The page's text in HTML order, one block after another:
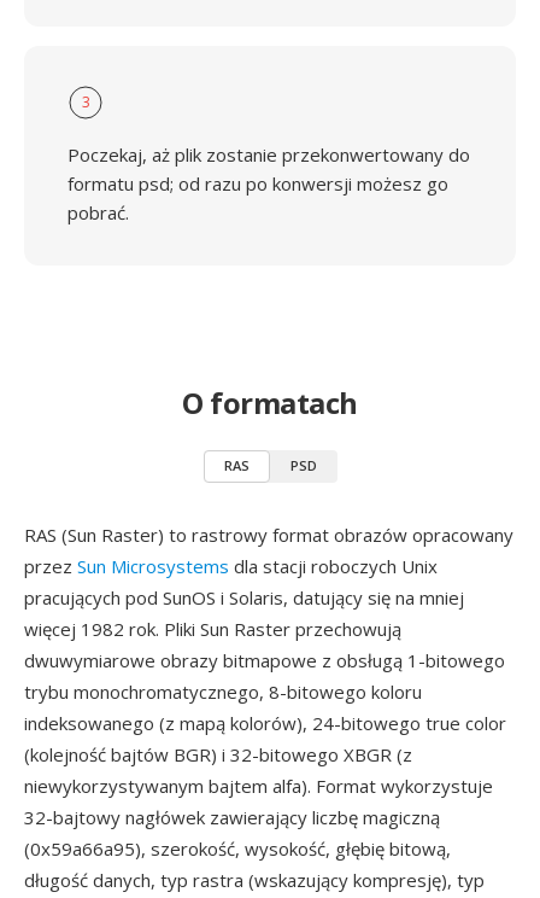
3
Poczekaj, aż plik zostanie przekonwertowany do
formatu psd; od razu po konwersji możesz go
pobrać.
O formatach
RAS PSD
RAS (Sun Raster) to rastrowy format obrazów opracowany
przez Sun Microsystems dla stacji roboczych Unix
pracujących pod SunOS i Solaris, datujący się na mniej
więcej 1982 rok. Pliki Sun Raster przechowują
dwuwymiarowe obrazy bitmapowe z obsługą 1-bitowego
trybu monochromatycznego, 8-bitowego koloru
indeksowanego (z mapą kolorów), 24-bitowego true color
(kolejność bajtów BGR) i 32-bitowego XBGR (z
niewykorzystywanym bajtem alfa). Format wykorzystuje
32-bajtowy nagłówek zawierający liczbę magiczną
(0x59a66a95), szerokość, wysokość, głębię bitową,
długość danych, typ rastra (wskazujący kompresję), typ